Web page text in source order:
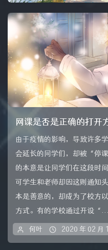
s
网课是否是正确的打开
由于疫情的影响，导致许多
会延长的同学们，却被“停
的本意是让同学们在这段时
可学生和老师却因这则通知
本是善意的，却成为了校方
方式。有的学校通过开设“...
何叶 2020 年 02 月